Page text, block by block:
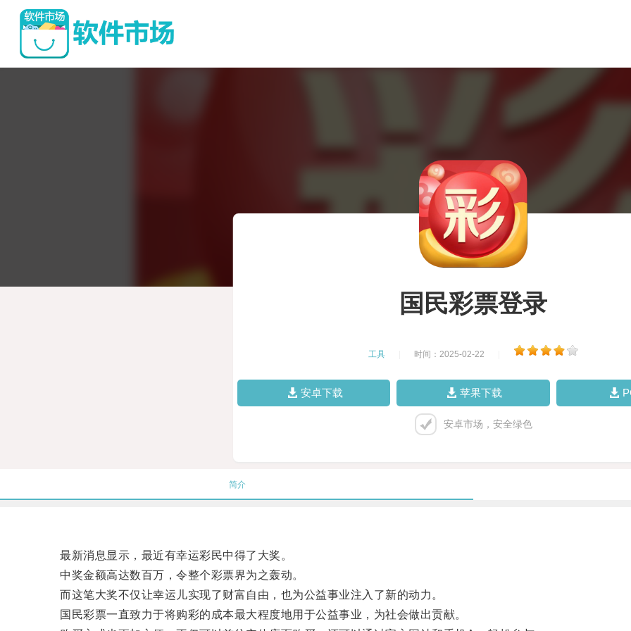
国民彩票登录
工具 时间：2025-02-22
安卓下载 苹果下载
安卓市场，安全绿色
简介
最新消息显示，最近有幸运彩民中得了大奖。
中奖金额高达数百万，令整个彩票界为之轰动。
而这笔大奖不仅让幸运儿实现了财富自由，也为公益事业注入了新的动力。
国民彩票一直致力于将购彩的成本最大程度地用于公益事业，为社会做出贡献。